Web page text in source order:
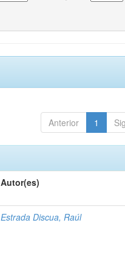
Anterior 1
Autor(es)
Estrada Discua, Raúl